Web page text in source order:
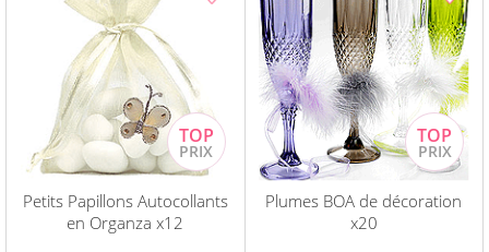
Petits Papillons Autocollants
en Organza x12
Plumes BOA de décoration
x20